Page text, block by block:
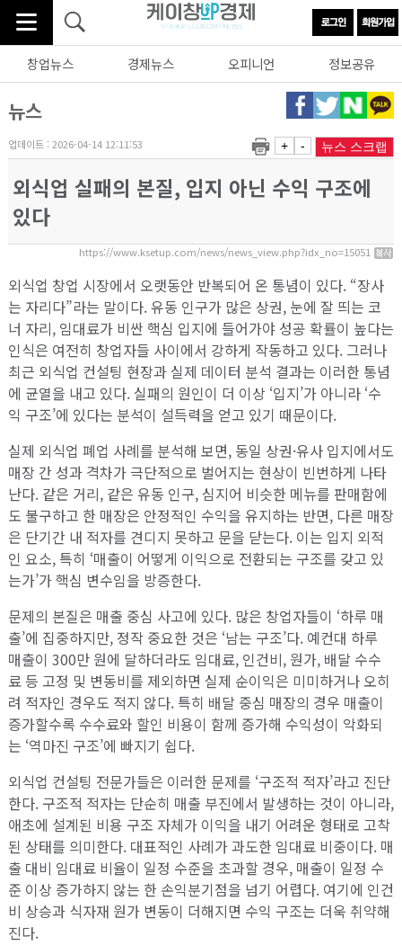
창업뉴스 경제뉴스 오피니언 정보공유
뉴스
업데이트 : 2026-04-14 12:11:53 + - 뉴스 스크랩
외식업 실패의 본질, 입지 아닌 수익 구조에
있다
https://www.ksetup.com/news/news_view.php?idx_no=15051
외식업 창업 시장에서 오랫동안 반복되어 온 통념이 있다. “장사
는 자리다”라는 말이다. 유동 인구가 많은 상권, 눈에 잘 띄는 코
너 자리, 임대료가 비싼 핵심 입지에 들어가야 성공 확률이 높다는
인식은 여전히 창업자들 사이에서 강하게 작동하고 있다. 그러나
최근 외식업 컨설팅 현장과 실제 데이터 분석 결과는 이러한 통념
에 균열을 내고 있다. 실패의 원인이 더 이상 ‘입지’가 아니라 ‘수
익 구조’에 있다는 분석이 설득력을 얻고 있기 때문이다.
실제 외식업 폐업 사례를 분석해 보면, 동일 상권·유사 입지에서도
매장 간 성과 격차가 극단적으로 벌어지는 현상이 빈번하게 나타
난다. 같은 거리, 같은 유동 인구, 심지어 비슷한 메뉴를 판매함에
도 불구하고 한 매장은 안정적인 수익을 유지하는 반면, 다른 매장
은 단기간 내 적자를 견디지 못하고 문을 닫는다. 이는 입지 외적
인 요소, 특히 ‘매출이 어떻게 이익으로 전환되는 구조를 갖고 있
는가’가 핵심 변수임을 방증한다.
문제의 본질은 매출 중심 사고에 있다. 많은 창업자들이 ‘하루 매
출’에 집중하지만, 정작 중요한 것은 ‘남는 구조’다. 예컨대 하루
매출이 300만 원에 달하더라도 임대료, 인건비, 원가, 배달 수수
료 등 고정 및 변동비를 제외하면 실제 순이익은 미미하거나 오히
려 적자인 경우도 적지 않다. 특히 배달 중심 매장의 경우 매출이
증가할수록 수수료와 할인 비용이 함께 증가해 수익성이 악화되
는 ‘역마진 구조’에 빠지기 쉽다.
외식업 컨설팅 전문가들은 이러한 문제를 ‘구조적 적자’라고 진단
한다. 구조적 적자는 단순히 매출 부진에서 발생하는 것이 아니라,
애초에 설계된 비용 구조 자체가 이익을 내기 어려운 형태로 고착
된 상태를 의미한다. 대표적인 사례가 과도한 임대료 비중이다. 매
출 대비 임대료 비율이 일정 수준을 초과할 경우, 매출이 일정 수
준 이상 증가하지 않는 한 손익분기점을 넘기 어렵다. 여기에 인건
비 상승과 식자재 원가 변동이 더해지면 수익 구조는 더욱 취약해
진다.